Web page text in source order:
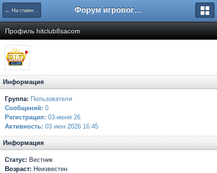
← На главную Форум игрового проекта Riverrise
Профиль hitclub8sacom
Информация
Группа: Пользователи
Сообщений: 0
Регистрация: 03-июня 26
Активность: 03 июн 2026 16:45
Информация
Статус: Вестник
Возраст: Неизвестен